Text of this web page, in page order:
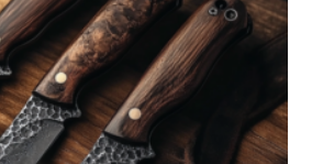
Leggi tutto l'articolo